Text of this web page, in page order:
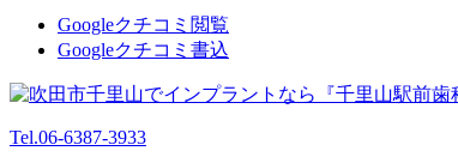
Googleクチコミ閲覧
Googleクチコミ書込
Tel.06-6387-3933